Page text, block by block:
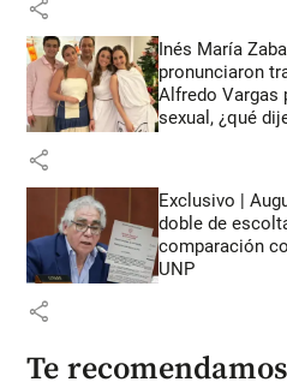
share
Inés María
pronunciaron
Alfredo Vargas
sexual, ¿qué
share
Exclusivo |
doble de
comparación
UNP
share
Te recomendamos